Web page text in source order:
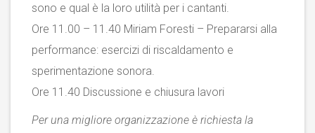
sono e qual è la loro utilità per i cantanti.
Ore 11.00 – 11.40 Miriam Foresti – Prepararsi alla
performance: esercizi di riscaldamento e
sperimentazione sonora.
Ore 11.40 Discussione e chiusura lavori
Per una migliore organizzazione è richiesta la